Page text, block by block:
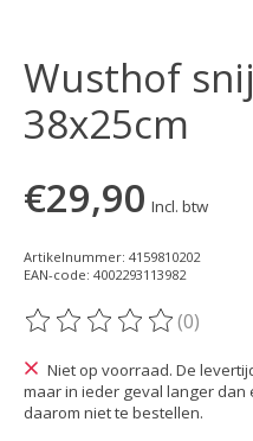
Wusthof
38x25cm
€29,90 Incl. btw
Artikelnummer: 4159810202
EAN-code: 4002293113982
De beoordeling van dit
(0)
Niet op voorraad. De
maar in ieder geval langer dan
daarom niet te bestellen.